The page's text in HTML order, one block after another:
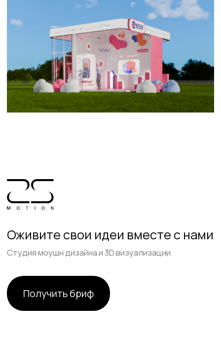
Россия, Нижний Новгород
© 2022–2026 25MOTION
All rights reserved
+7 831 423 29 42
contact25motion@yandex.ru
↑